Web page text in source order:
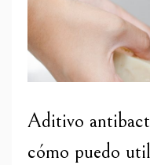
Aditivo
cómo puedo